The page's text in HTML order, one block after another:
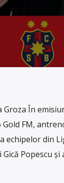
Groza În
Gold FM,
echipelor din
Popescu și